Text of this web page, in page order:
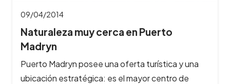
09/04/2014
Naturaleza muy cerca en Puerto
Madryn
Puerto Madryn posee una oferta turística y una
ubicación estratégica: es el mayor centro de